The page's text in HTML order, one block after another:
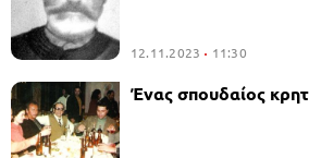
12.11.2023 11:30
Ένας σπουδαίος